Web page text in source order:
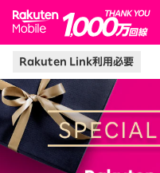
Rakuten Mobile
Rakuten Link利用必要